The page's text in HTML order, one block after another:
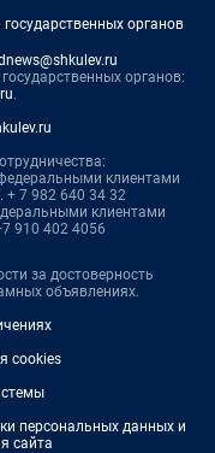
органов
органов:
.
клиентами
+ 7 982 640 34 32
клиентами
910 402 4056
за достоверность
объявлениях.
cookies
персональных данных и
сайта